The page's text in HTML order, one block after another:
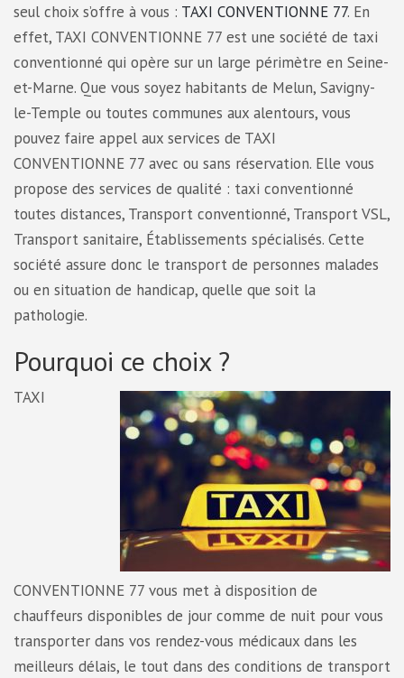
seul choix s’offre à vous : TAXI CONVENTIONNE 77. En
effet, TAXI CONVENTIONNE 77 est une société de taxi
conventionné qui opère sur un large périmètre en Seine-
et-Marne. Que vous soyez habitants de Melun, Savigny-
le-Temple ou toutes communes aux alentours, vous
pouvez faire appel aux services de TAXI
CONVENTIONNE 77 avec ou sans réservation. Elle vous
propose des services de qualité : taxi conventionné
toutes distances, Transport conventionné, Transport VSL,
Transport sanitaire, Établissements spécialisés. Cette
société assure donc le transport de personnes malades
ou en situation de handicap, quelle que soit la
pathologie.
Pourquoi ce choix ?
TAXI
CONVENTIONNE 77 vous met à disposition de
chauffeurs disponibles de jour comme de nuit pour vous
transporter dans vos rendez-vous médicaux dans les
meilleurs délais, le tout dans des conditions de transport